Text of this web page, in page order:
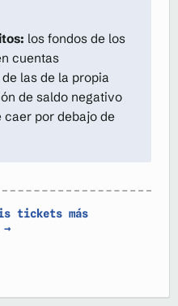
los fondos de los
cuentas
las de la propia
de saldo negativo
por debajo de
tickets más
→